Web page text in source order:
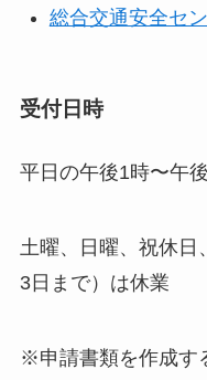
総合交通安全セ
受付日時
平日の午後1時〜午
土曜、日曜、祝休日
3日まで）は休業
※申請書類を作成す